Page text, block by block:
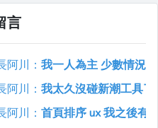
言
阿川： 我一人為主 少數情況
阿川： 我太久沒碰新潮工具了
阿川： 首頁排序 ux 我之後有